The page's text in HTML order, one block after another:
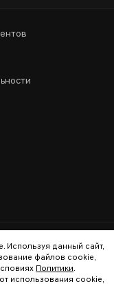
Используя данный сайт,
файлов cookie,
Политики.
использования cookie,